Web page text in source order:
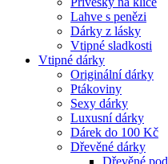
Lahve s penězi
Dárky z lásky
Vtipné sladkosti
Vtipné dárky
Originální dárky
Ptákoviny
Sexy dárky
Luxusní dárky
Dárek do 100 Kč
Dřevěné dárky
Dřevěné